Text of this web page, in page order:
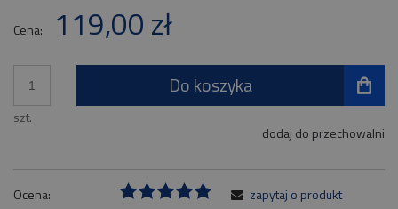
Cena: 119,00 zł
szt.
Do koszyka
dodaj do przechowalni
Ocena:
zapytaj o produkt